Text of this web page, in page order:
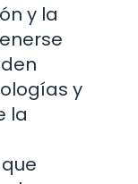
y la
y
la